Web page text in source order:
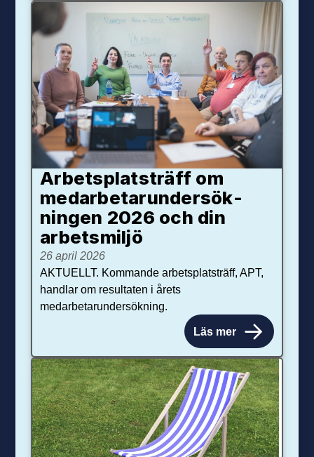
Arbetsplats­träff om
med­arbetar­under­sök­
ningen 2026 och din
arbets­miljö
26 april 2026
AKTUELLT. Kommande arbetsplatsträff, APT,
handlar om resultaten i årets
medarbetarundersökning.
Läs mer